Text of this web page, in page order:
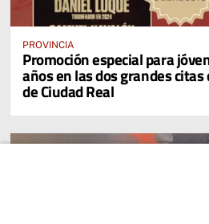
PROVINCIA
Promoción especial para
años en las dos grandes
de Ciudad Real